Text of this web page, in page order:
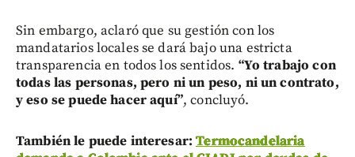
Sin embargo, aclaró que su gestión con los
mandatarios locales se dará bajo una estricta
transparencia en todos los sentidos. “Yo trabajo con
todas las personas, pero ni un peso, ni un contrato,
y eso se puede hacer aquí”, concluyó.
También le puede interesar:Termocandelaria